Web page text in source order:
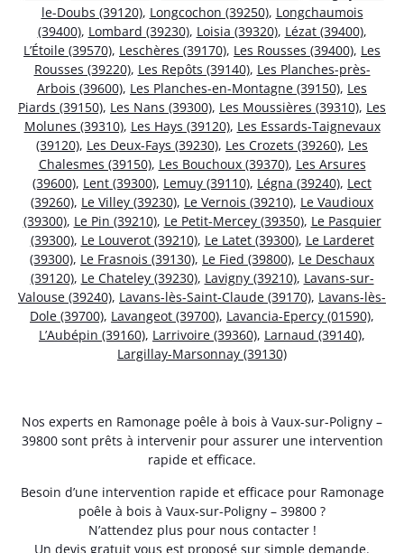
le-Doubs (39120), Longcochon (39250), Longchaumois
(39400), Lombard (39230), Loisia (39320), Lézat (39400),
L’Étoile (39570), Leschères (39170), Les Rousses (39400), Les
Rousses (39220), Les Repôts (39140), Les Planches-près-
Arbois (39600), Les Planches-en-Montagne (39150), Les
Piards (39150), Les Nans (39300), Les Moussières (39310), Les
Molunes (39310), Les Hays (39120), Les Essards-Taignevaux
(39120), Les Deux-Fays (39230), Les Crozets (39260), Les
Chalesmes (39150), Les Bouchoux (39370), Les Arsures
(39600), Lent (39300), Lemuy (39110), Légna (39240), Lect
(39260), Le Villey (39230), Le Vernois (39210), Le Vaudioux
(39300), Le Pin (39210), Le Petit-Mercey (39350), Le Pasquier
(39300), Le Louverot (39210), Le Latet (39300), Le Larderet
(39300), Le Frasnois (39130), Le Fied (39800), Le Deschaux
(39120), Le Chateley (39230), Lavigny (39210), Lavans-sur-
Valouse (39240), Lavans-lès-Saint-Claude (39170), Lavans-lès-
Dole (39700), Lavangeot (39700), Lavancia-Epercy (01590),
L’Aubépin (39160), Larrivoire (39360), Larnaud (39140),
Largillay-Marsonnay (39130)
Nos experts en Ramonage poêle à bois à Vaux-sur-Poligny –
39800 sont prêts à intervenir pour assurer une intervention
rapide et efficace.
Besoin d’une intervention rapide et efficace pour Ramonage
poêle à bois à Vaux-sur-Poligny – 39800 ?
N’attendez plus pour nous contacter !
Un devis gratuit vous est proposé sur simple demande.